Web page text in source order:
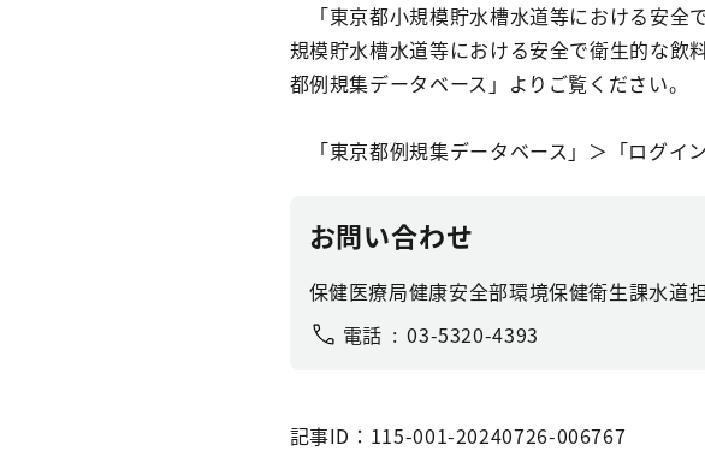
「東京都小規模貯水槽水道等における安全
規模貯水槽水道等における安全で衛生的な飲
都例規集データベース」よりご覧ください。
「東京都例規集データベース」＞「ログイ
お問い合わせ
保健医療局健康安全部環境保健衛生課水道
電話
03-5320-4393
記事ID：115-001-20240726-006767